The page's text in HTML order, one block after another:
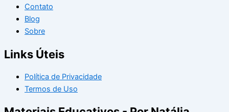
Contato
Blog
Sobre
Links Úteis
Política de Privacidade
Termos de Uso